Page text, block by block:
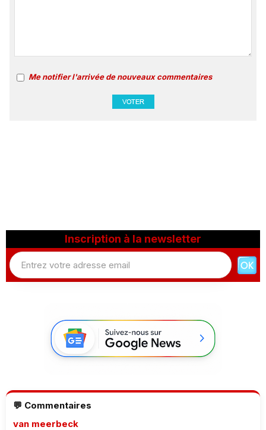
Me notifier l'arrivée de nouveaux commentaires
Inscription à la newsletter
💬 Commentaires
van meerbeck